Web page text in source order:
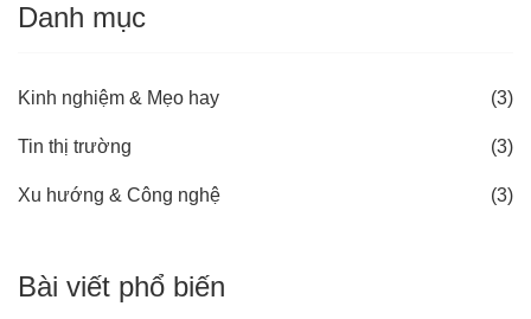
Danh mục
Kinh nghiệm & Mẹo hay (3)
Tin thị trường (3)
Xu hướng & Công nghệ (3)
Bài viết phổ biến